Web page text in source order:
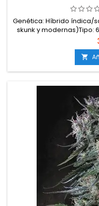
Genética: Híbrido índica/
skunk y modernas)Tipo:
de THC: 18-
interiorProducción en
exterior: 700-800 g/
200 cm en
